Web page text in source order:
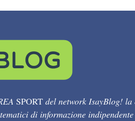
SPORT del network IsayBlog! la
di informazione indipendente